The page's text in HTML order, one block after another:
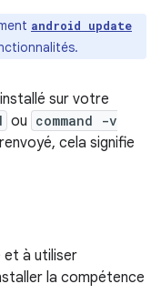
android update
sur votre
ou command -v
cela signifie
et à utiliser
la compétence